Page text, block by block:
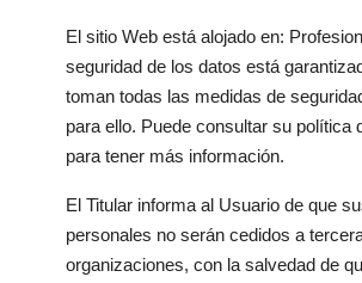
El sitio Web está alojado en:
seguridad de los datos está
toman todas las medidas de
para ello. Puede consultar su política
para tener más información.
El Titular informa al Usuario de que
personales no serán cedidos a
organizaciones, con la salvedad de